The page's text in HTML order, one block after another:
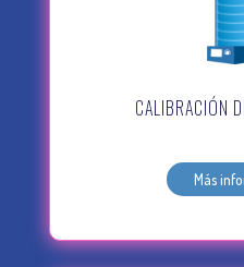
CALIBRACIÓN
Más